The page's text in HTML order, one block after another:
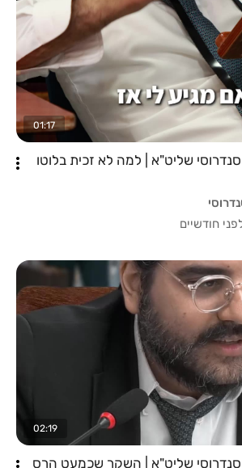
01:17
שליט"א | למה לא זכית בלוטו
חודשיים
02:19
סנדרוסי שליט"א | השקר שכמעט הרס